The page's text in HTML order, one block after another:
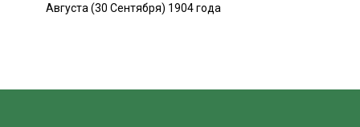
Августа (30 Сентября) 1904 года